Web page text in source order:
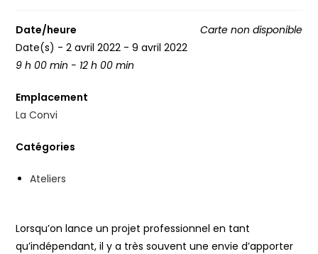
Carte non disponible
Date/heure
Date(s) - 2 avril 2022 - 9 avril 2022
9 h 00 min - 12 h 00 min
Emplacement
La Convi
Catégories
Ateliers
Lorsqu’on lance un projet professionnel en tant
qu’indépendant, il y a très souvent une envie d’apporter